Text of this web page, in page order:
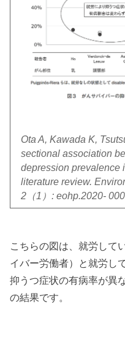
Ota A, Kawada K,
sectional association
depression prevalence
literature review.
2（1）: eohp.2020-
こちらの図は、就労して
イバー労働者）と就労し
抑うつ症状の有病率が異
の結果です。